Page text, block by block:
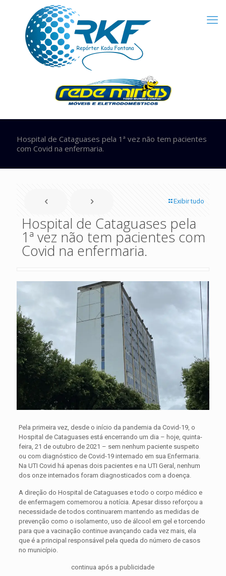
Hospital de Cataguases pela 1ª vez não tem pacientes
com Covid na enfermaria.
Exibir tudo
Hospital de Cataguases pela
1ª vez não tem pacientes com
Covid na enfermaria.
Pela primeira vez, desde o início da pandemia da Covid-19, o
Hospital de Cataguases está encerrando um dia – hoje, quinta-
feira, 21 de outubro de 2021 – sem nenhum paciente suspeito
ou com diagnóstico de Covid-19 internado em sua Enfermaria.
Na UTI Covid há apenas dois pacientes e na UTI Geral, nenhum
dos onze internados foram diagnosticados com a doença.
A direção do Hospital de Cataguases e todo o corpo médico e
de enfermagem comemorou a notícia. Apesar disso reforçou a
necessidade de todos continuarem mantendo as medidas de
prevenção como o isolamento, uso de álcool em gel e torcendo
para que a vacinação continue avançando cada vez mais, ela
que é a principal responsável pela queda do número de casos
no município.
continua após a publicidade